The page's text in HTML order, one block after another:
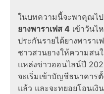
ในบทความนี้จะพาคุณไ
ยางพาราเฟส 4 เข้าวันไ
ประกันรายได้ยางพารา
ชาวสวนยางให้ความสน
แหล่งข่าวออนไลน์ปี
จะเริ่มเข้าบัญชีธนาคาร
แล้ว และจะทยอยโอนเงิ